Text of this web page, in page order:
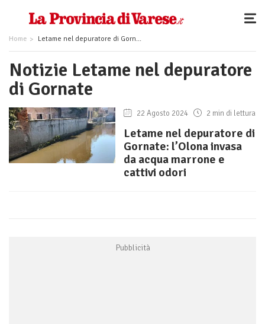
Home Letame nel depuratore di Gornate
Notizie Letame nel depuratore
di Gornate
22 Agosto 2024 2 min di lettura
Letame nel depuratore di
Gornate: l’Olona invasa
da acqua marrone e
cattivi odori